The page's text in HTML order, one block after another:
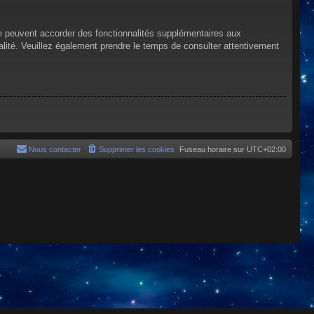
accorder des fonctionnalités supplémentaires aux
Veuillez également prendre le temps de consulter attentivement
Fuseau horaire sur UTC+02:00
Supprimer les cookies
Nous contacter